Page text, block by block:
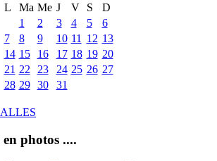
L
Ma Me J V S
D
1
2 3 4 5
6
7
8 9 10 11 12 13
14 15 16 17 18 19 20
21 22 23 24 25 26 27
28 29 30 31
photos ....